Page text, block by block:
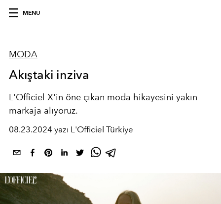
MENU
MODA
Akıştaki inziva
L'Officiel X'in öne çıkan moda hikayesini yakın
markaja alıyoruz.
08.23.2024 yazı L'Officiel Türkiye